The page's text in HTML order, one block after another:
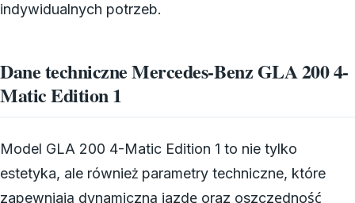
indywidualnych potrzeb.
Dane techniczne Mercedes-Benz GLA 200 4-
Matic Edition 1
Model GLA 200 4-Matic Edition 1 to nie tylko
estetyka, ale również parametry techniczne, które
zapewniają dynamiczną jazdę oraz oszczędność